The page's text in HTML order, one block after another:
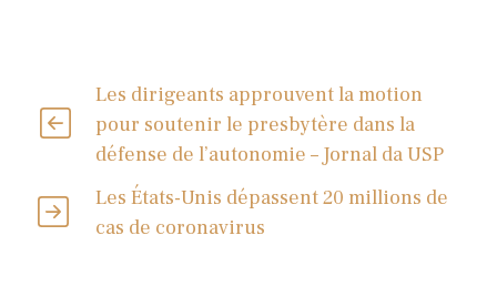
Les dirigeants approuvent la motion
pour soutenir le presbytère dans la
défense de l’autonomie – Jornal da USP
Les États-Unis dépassent 20 millions de
cas de coronavirus